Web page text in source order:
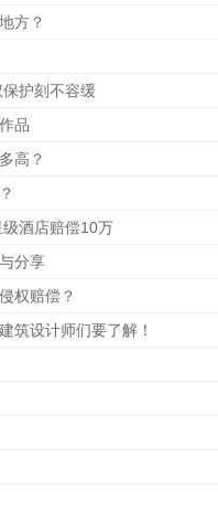
方？
护刻不容缓
品
高？
酒店赔偿10万
分享
权赔偿？
筑设计师们要了解！